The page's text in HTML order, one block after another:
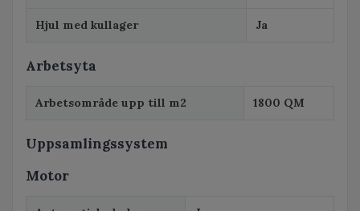
Hjul med kullager Ja
Arbetsyta
Arbetsområde upp till m2 1800 QM
Uppsamlingssystem
Motor